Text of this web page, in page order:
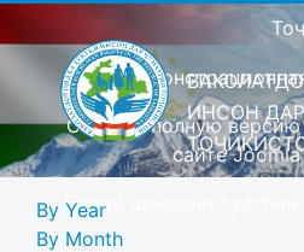
Это
Скачать полную
сайте
Барои шахсони сустбин
ИНСОН
By Year
By Month